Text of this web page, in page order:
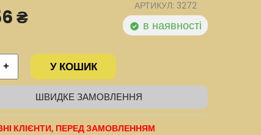
₴ АРТИКУЛ: 3272
в наявності
+ У КОШИК
ШВИДКЕ ЗАМОВЛЕННЯ
КЛІЄНТИ, ПЕРЕД ЗАМОВЛЕННЯМ